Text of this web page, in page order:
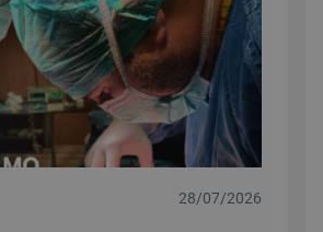
28/07/2026